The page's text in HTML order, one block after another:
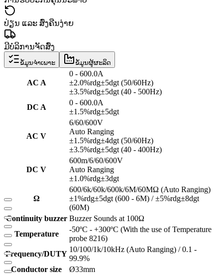
ປ່ຽນ ແລະ ສົ່ງຄືນງ່າຍ
ມີບໍລິການຈັດສົ່ງ
ຂໍ້ມູນຈຳເພາະ ຂໍ້ມູນຜູ້ຜະລິດ
AC A
0 - 600.0A
±2.0%rdg±5dgt (50/60Hz)
±3.5%rdg±5dgt (40 - 500Hz)
DC A
0 - 600.0A
±1.5%rdg±5dgt
AC V
6/60/600V
Auto Ranging
±1.5%rdg±4dgt (50/60Hz)
±3.5%rdg±5dgt (40 - 400Hz)
DC V
600m/6/60/600V
Auto Ranging
±1.0%rdg±3dgt
Ω
600/6k/60k/600k/6M/60MΩ (Auto Ranging)
±1%rdg±5dgt (600 - 6M) / ±5%rdg±8dgt
(60M)
Continuity buzzer Buzzer Sounds at 100Ω
Temperature
-50ºC - +300ºC (With the use of Temperature
probe 8216)
Frequency/DUTY
10/100/1k/10kHz (Auto Ranging) / 0.1 -
99.9%
Conductor size
Ø33mm